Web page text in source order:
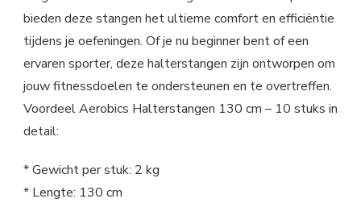
bieden deze stangen het ultieme comfort en efficiëntie
tijdens je oefeningen. Of je nu beginner bent of een
ervaren sporter, deze halterstangen zijn ontworpen om
jouw fitnessdoelen te ondersteunen en te overtreffen.
Voordeel Aerobics Halterstangen 130 cm – 10 stuks in
detail:
* Gewicht per stuk: 2 kg
* Lengte: 130 cm